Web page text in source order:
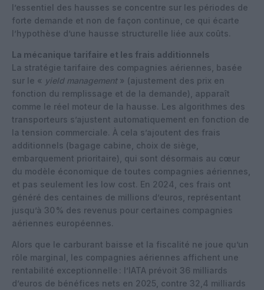
l’essentiel des hausses se concentre sur les périodes de
forte demande et non de façon continue, ce qui écarte
l’hypothèse d’une hausse structurelle liée aux coûts.
La mécanique tarifaire et les frais additionnels
La stratégie tarifaire des compagnies aériennes, basée
sur le « yield management » (ajustement des prix en
fonction du remplissage et de la demande), apparaît
comme le réel moteur de la hausse. Les algorithmes des
transporteurs s’ajustent automatiquement en fonction de
la tension commerciale. À cela s’ajoutent des frais
additionnels (bagage cabine, choix de siège,
embarquement prioritaire), qui sont désormais au cœur
du modèle économique de toutes compagnies aériennes,
et pas seulement les low cost. En 2024, ces frais ont
généré des centaines de millions d’euros, représentant
jusqu’à 30 % des revenus pour certaines compagnies
aériennes européennes.
Alors que le carburant baisse et la fiscalité ne joue qu’un
rôle marginal, les compagnies aériennes affichent une
rentabilité exceptionnelle : l’IATA prévoit 36 milliards
d’euros de bénéfices nets en 2025, contre 32,4 milliards